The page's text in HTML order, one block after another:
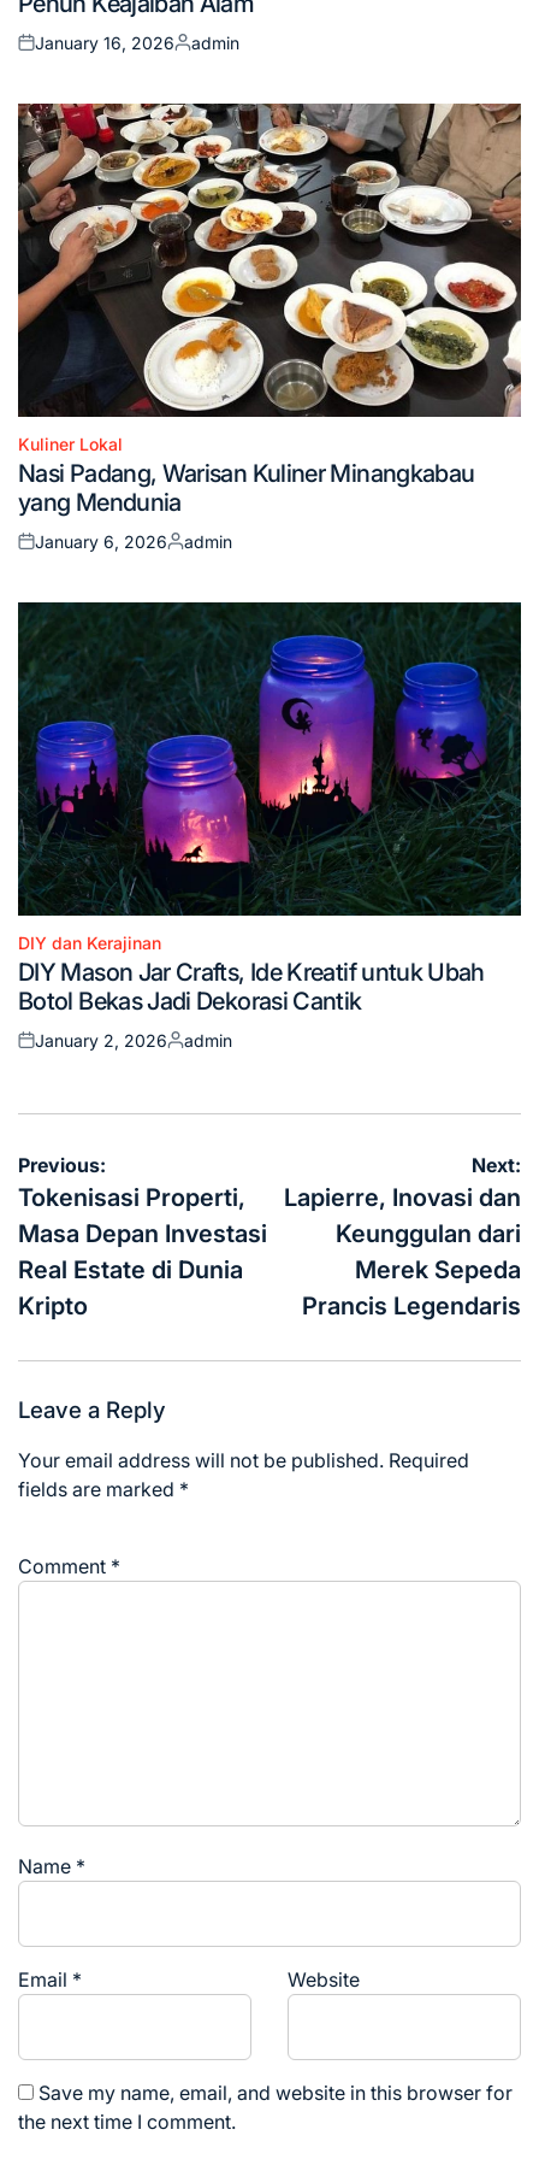
Posted
January 16, 2026
Posted
admin
Posted
in
Kuliner Lokal
Nasi Padang, Warisan Kuliner Minangkabau
yang Mendunia
Posted
January 6, 2026
Posted
admin
Posted
in
DIY dan Kerajinan
DIY Mason Jar Crafts, Ide Kreatif untuk Ubah
Botol Bekas Jadi Dekorasi Cantik
Posted
January 2, 2026
Posted
admin
Post
navigation
Previous:
Tokenisasi Properti,
Masa Depan Investasi
Real Estate di Dunia
Kripto
Next:
Lapierre, Inovasi dan
Keunggulan dari
Merek Sepeda
Prancis Legendaris
Leave a Reply
Your email address will not be published. Required
fields are marked *
Comment *
Name *
Email * Website
Save my name, email, and website in this browser for
the next time I comment.